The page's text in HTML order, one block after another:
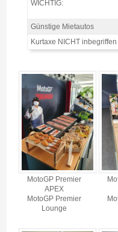
WICHTIG:
Günstige Mietautos
Kurtaxe NICHT inbegriffen
MotoGP Premier
APEX
MotoGP Premier
Lounge